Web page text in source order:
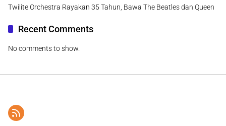
Twilite Orchestra Rayakan 35 Tahun, Bawa The Beatles dan Queen
Recent Comments
No comments to show.